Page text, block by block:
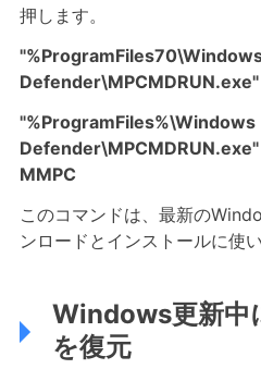
押します。
"%ProgramFiles%\Windows
MMPC
このコマンドは、最新の
ンロードとインストールに使い
Windows更新中
を復元